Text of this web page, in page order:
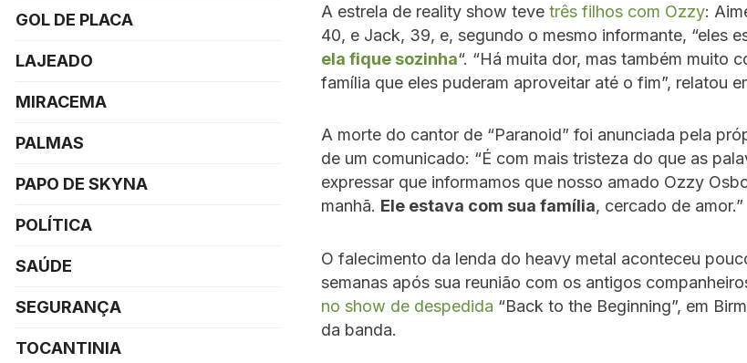
A estrela de reality show teve três filhos com Ozzy:
40, e Jack, 39, e, segundo o mesmo informante, “eles
ela fique sozinha“. “Há muita dor, mas também muito
família que eles puderam aproveitar até o fim”, relatou
A morte do cantor de “Paranoid” foi anunciada pela
de um comunicado: “É com mais tristeza do que as
expressar que informamos que nosso amado Ozzy
manhã. Ele estava com sua família, cercado de amor.”
O falecimento da lenda do heavy metal aconteceu
semanas após sua reunião com os antigos
no show de despedida “Back to the Beginning”, em
da banda.
GOL DE PLACA
LAJEADO
MIRACEMA
PALMAS
PAPO DE SKYNA
POLÍTICA
SAÚDE
SEGURANÇA
TOCANTINIA